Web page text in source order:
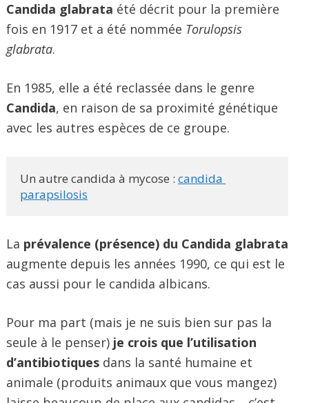
Candida glabrata été décrit pour la première
fois en 1917 et a été nommée Torulopsis
glabrata.
En 1985, elle a été reclassée dans le genre
Candida, en raison de sa proximité génétique
avec les autres espèces de ce groupe.
Un autre candida à mycose : candida
parapsilosis
La prévalence (présence) du Candida glabrata
augmente depuis les années 1990, ce qui est le
cas aussi pour le candida albicans.
Pour ma part (mais je ne suis bien sur pas la
seule à le penser) je crois que l’utilisation
d’antibiotiques dans la santé humaine et
animale (produits animaux que vous mangez)